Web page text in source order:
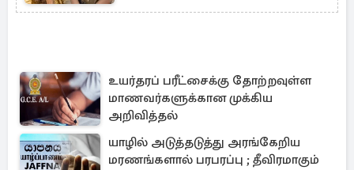
துன்புறுத்தல்!
உயர்தரப் பரீட்சைக்கு தோற்றவுள்ள
மாணவர்களுக்கான முக்கிய
அறிவித்தல்
யாழில் அடுத்தடுத்து அரங்கேறிய
மரணங்களால் பரபரப்பு ; தீவிரமாகும்